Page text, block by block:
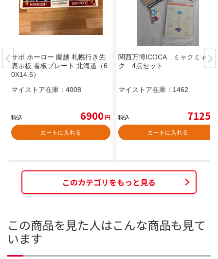
サボ ホーロー 蘭越 札幌行き先
表示板 看板プレート 北海道（6
0X14.5）
マイストア在庫： 4008
税込 6900円
カートに入れる
関西万博ICOCA ミャクミャ
ク 4点セット
マイストア在庫： 1462
税込 7125
カートに入れる
このカテゴリをもっと見る
この商品を見た人はこんな商品も見て
います